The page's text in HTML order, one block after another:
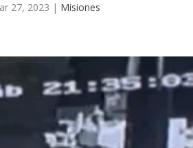
27, 2023 | Misiones